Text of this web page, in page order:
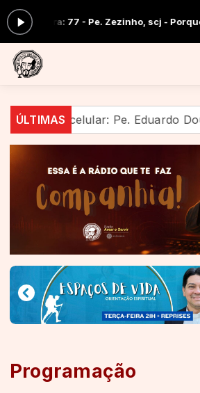
agora: 77 - Pe. Zezinho, scj - Porque
ÚLTIMAS
ao celular: Pe. Eduardo
Programação